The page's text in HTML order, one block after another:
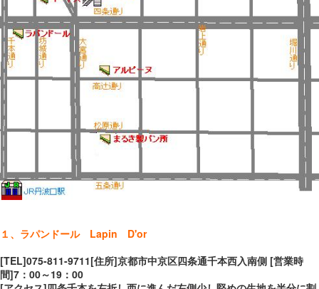
１、ラパンドール Lapin D'or
[TEL]075-811-9711[住所]京都市中京区四条通千本西入南側 [営業時
間]7：00～19：00